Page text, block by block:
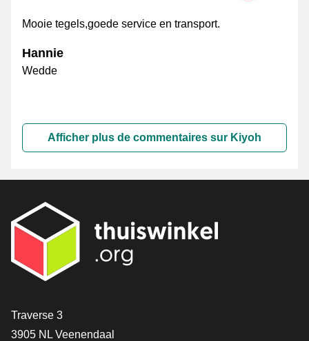
Mooie tegels,goede service en transport.
Hannie
Wedde
Afficher plus de commentaires sur Kiyoh
[_General:Contact]
Traverse 3
3905 NL Veenendaal